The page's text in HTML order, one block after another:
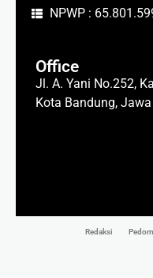
NPWP :
Office
Jl. A. Yani No.252,
Kota Bandung,
Redaksi